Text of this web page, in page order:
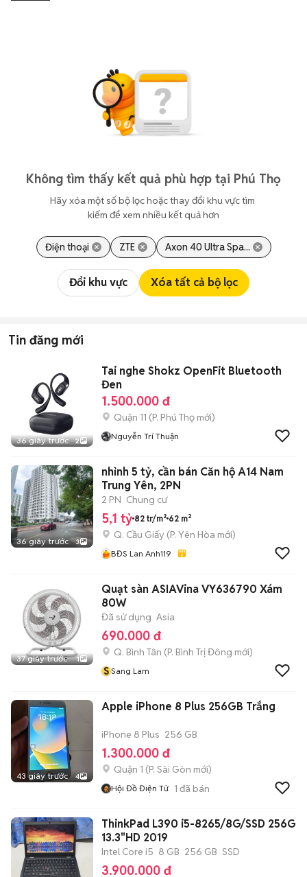
Không tìm thấy kết quả phù hợp tại Phú Thọ
Hãy xóa một số bộ lọc hoặc thay đổi khu vực tìm
kiếm để xem nhiều kết quả hơn
Điện thoại ZTE Axon 40 Ultra Spa...
Đổi khu vực Xóa tất cả bộ lọc
Tin đăng mới
36 giây trước 2
Tai nghe Shokz OpenFit Bluetooth
Đen
1.500.000 đ
Quận 11 (P. Phú Thọ mới)
Nguyễn Trí Thuận
36 giây trước 3
nhỉnh 5 tỷ, cần bán Căn hộ A14 Nam
Trung Yên, 2PN
2 PN Chung cư
5,1 tỷ 82 tr/m² 62 m²
Q. Cầu Giấy (P. Yên Hòa mới)
BĐS Lan Anh119
37 giây trước 1
Quạt sàn ASIAVina VY636790 Xám
80W
Đã sử dụng Asia
690.000 đ
Q. Bình Tân (P. Bình Trị Đông mới)
S Sang Lam
43 giây trước 4
Apple iPhone 8 Plus 256GB Trắng
iPhone 8 Plus 256 GB
1.300.000 đ
Quận 1 (P. Sài Gòn mới)
Hội Đồ Điện Tử 1 đã bán
ThinkPad L390 i5-8265/8G/SSD 256G
13.3"HD 2019
Intel Core i5 8 GB 256 GB SSD
3.900.000 đ